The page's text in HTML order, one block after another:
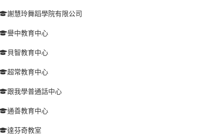
謝慧玲舞蹈學院有限公司
譽中教育中心
貝智教育中心
超常教育中心
跟我學普通話中心
通善教育中心
達芬奇教室